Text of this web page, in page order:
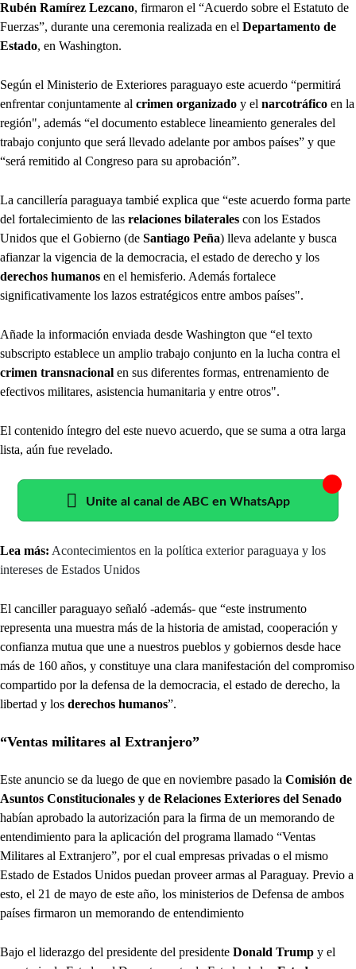
Rubén Ramírez Lezcano, firmaron el “Acuerdo sobre el Estatuto de
Fuerzas”, durante una ceremonia realizada en el Departamento de
Estado, en Washington.
Según el Ministerio de Exteriores paraguayo este acuerdo “permitirá
enfrentar conjuntamente al crimen organizado y el narcotráfico en la
región", además “el documento establece lineamiento generales del
trabajo conjunto que será llevado adelante por ambos países” y que
“será remitido al Congreso para su aprobación”.
La cancillería paraguaya tambié explica que “este acuerdo forma parte
del fortalecimiento de las relaciones bilaterales con los Estados
Unidos que el Gobierno (de Santiago Peña) lleva adelante y busca
afianzar la vigencia de la democracia, el estado de derecho y los
derechos humanos en el hemisferio. Además fortalece
significativamente los lazos estratégicos entre ambos países".
Añade la información enviada desde Washington que “el texto
subscripto establece un amplio trabajo conjunto en la lucha contra el
crimen transnacional en sus diferentes formas, entrenamiento de
efectivos militares, asistencia humanitaria y entre otros".
El contenido íntegro del este nuevo acuerdo, que se suma a otra larga
lista, aún fue revelado.
Unite al canal de ABC en WhatsApp
Lea más: Acontecimientos en la política exterior paraguaya y los
intereses de Estados Unidos
El canciller paraguayo señaló -además- que “este instrumento
representa una muestra más de la historia de amistad, cooperación y
confianza mutua que une a nuestros pueblos y gobiernos desde hace
más de 160 años, y constituye una clara manifestación del compromiso
compartido por la defensa de la democracia, el estado de derecho, la
libertad y los derechos humanos”.
“Ventas militares al Extranjero”
Este anuncio se da luego de que en noviembre pasado la Comisión de
Asuntos Constitucionales y de Relaciones Exteriores del Senado
habían aprobado la autorización para la firma de un memorando de
entendimiento para la aplicación del programa llamado “Ventas
Militares al Extranjero”, por el cual empresas privadas o el mismo
Estado de Estados Unidos puedan proveer armas al Paraguay. Previo a
esto, el 21 de mayo de este año, los ministerios de Defensa de ambos
países firmaron un memorando de entendimiento
Bajo el liderazgo del presidente del presidente Donald Trump y el